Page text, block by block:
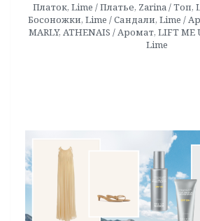
Платок, Lime / Платье, Zarina / Топ,
Босоножки, Lime / Сандали, Lime /
MARLY, ATHENAIS / Аромат, LIFT ME
Lime